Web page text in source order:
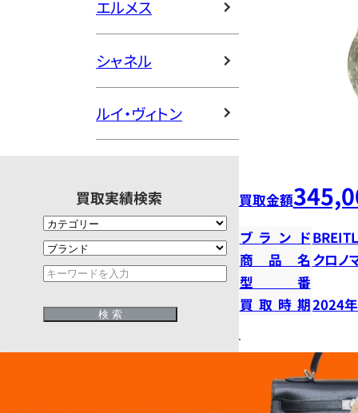
エルメス
シャネル
ルイ・ヴィトン
買取実績検索 買取金額
ブランド
商品名 クロノ
型番
買取時期2024